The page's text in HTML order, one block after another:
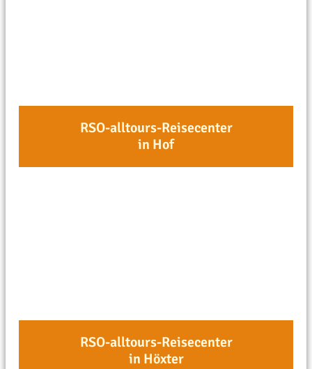
RSO-alltours-Reisecenter
in Hof
RSO-alltours-Reisecenter
in Höxter